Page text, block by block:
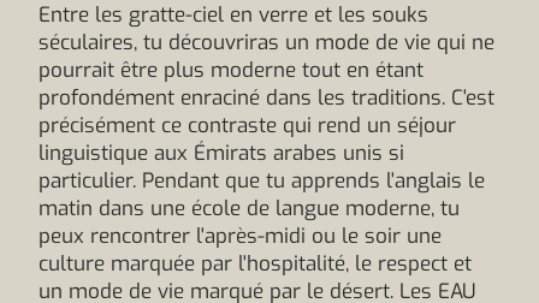
Entre les gratte-ciel en verre et les souks
séculaires, tu découvriras un mode de vie qui ne
pourrait être plus moderne tout en étant
profondément enraciné dans les traditions. C'est
précisément ce contraste qui rend un séjour
linguistique aux Émirats arabes unis si
particulier. Pendant que tu apprends l'anglais le
matin dans une école de langue moderne, tu
peux rencontrer l'après-midi ou le soir une
culture marquée par l'hospitalité, le respect et
un mode de vie marqué par le désert. Les EAU